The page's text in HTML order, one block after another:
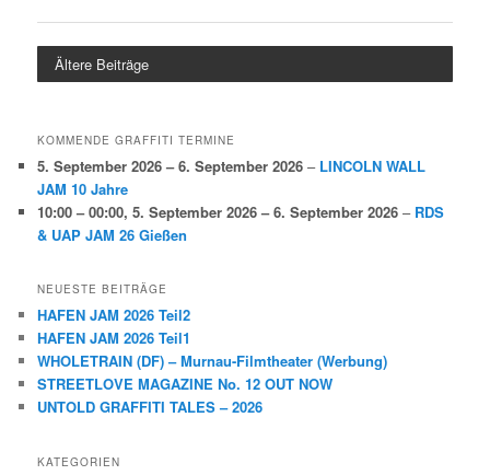
Ältere Beiträge
KOMMENDE GRAFFITI TERMINE
5. September 2026 – 6. September 2026 – LINCOLN WALL
JAM 10 Jahre
10:00 – 00:00,5. September 2026 – 6. September 2026 – RDS
& UAP JAM 26 Gießen
NEUESTE BEITRÄGE
HAFEN JAM 2026 Teil2
HAFEN JAM 2026 Teil1
WHOLETRAIN (DF) – Murnau-Filmtheater (Werbung)
STREETLOVE MAGAZINE No. 12 OUT NOW
UNTOLD GRAFFITI TALES – 2026
KATEGORIEN